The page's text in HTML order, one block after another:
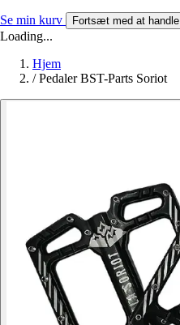
Se min kurv Fortsæt med at handle
Loading...
Hjem
/ Pedaler BST-Parts Soriot